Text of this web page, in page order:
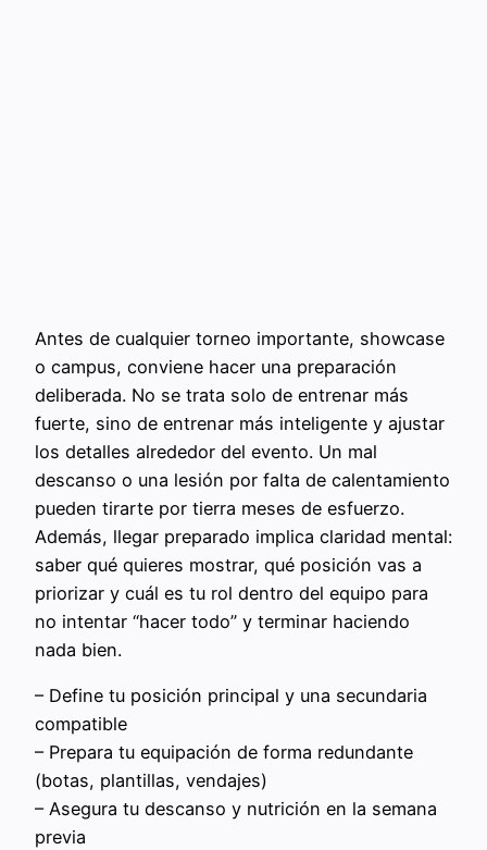
Antes de cualquier torneo importante, showcase
o campus, conviene hacer una preparación
deliberada. No se trata solo de entrenar más
fuerte, sino de entrenar más inteligente y ajustar
los detalles alrededor del evento. Un mal
descanso o una lesión por falta de calentamiento
pueden tirarte por tierra meses de esfuerzo.
Además, llegar preparado implica claridad mental:
saber qué quieres mostrar, qué posición vas a
priorizar y cuál es tu rol dentro del equipo para
no intentar “hacer todo” y terminar haciendo
nada bien.
– Define tu posición principal y una secundaria
compatible
– Prepara tu equipación de forma redundante
(botas, plantillas, vendajes)
– Asegura tu descanso y nutrición en la semana
previa